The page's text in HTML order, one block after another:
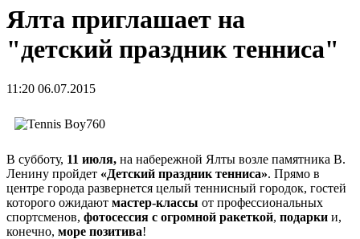
Ялта приглашает на
"детский праздник тенниса"
11:20 06.07.2015
В субботу, 11 июля, на набережной Ялты возле памятника В.
Ленину пройдет «Детский праздник тенниса». Прямо в
центре города развернется целый теннисный городок, гостей
которого ожидают мастер-классы от профессиональных
спортсменов, фотосессия с огромной ракеткой, подарки и,
конечно, море позитива!